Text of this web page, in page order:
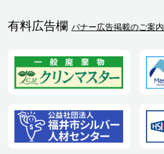
有料広告欄 バナー広告掲載のご案内